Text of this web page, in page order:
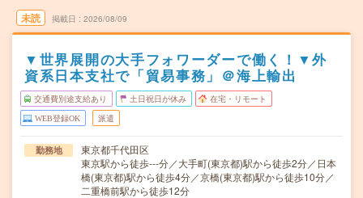
未読 掲載日 2026/08/09
▼世界展開の大手フォワーダーで働く！▼外
資系日本支社で「貿易事務」＠海上輸出
交通費別途支給あり 土日祝日が休み 在宅・リモート
WEB登録OK 派遣
勤務地
東京都千代田区
東京駅から徒歩---分／大手町(東京都)駅から徒歩2分／日本
橋(東京都)駅から徒歩4分／京橋(東京都)駅から徒歩10分／
二重橋前駅から徒歩12分